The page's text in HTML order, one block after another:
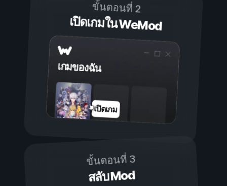
ขั้นตอนที่ 2
เปิดเกมใน WeMod
เกมของฉัน
เปิดเกม
ขั้นตอนที่ 3
สลับ Mod